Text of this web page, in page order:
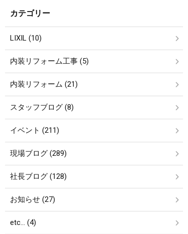
カテゴリー
LIXIL (10)
内装リフォーム工事 (5)
内装リフォーム (21)
スタッフブログ (8)
イベント (211)
現場ブログ (289)
社長ブログ (128)
お知らせ (27)
etc… (4)